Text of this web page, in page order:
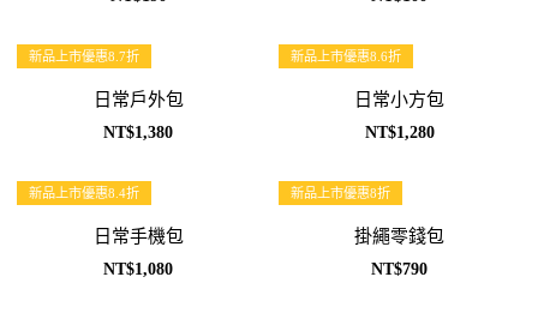
新品上市優惠8.7折
日常戶外包
NT$1,380
新品上市優惠8.6折
日常小方包
NT$1,280
新品上市優惠8.4折
日常手機包
NT$1,080
新品上市優惠8折
掛繩零錢包
NT$790